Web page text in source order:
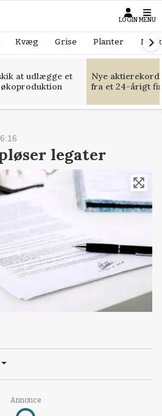
LOGIN MENU
Kvæg Grise Planter
at udlægge et
Nye
fra et 24-årigt
Annonce
legater